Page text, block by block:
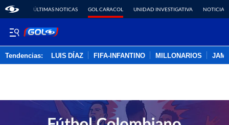
ÚLTIMAS NOTICAS GOL CARACOL UNIDAD INVESTIGATIVA NOTICIAS
Tendencias: LUIS DÍAZ FIFA-INFANTINO MILLONARIOS